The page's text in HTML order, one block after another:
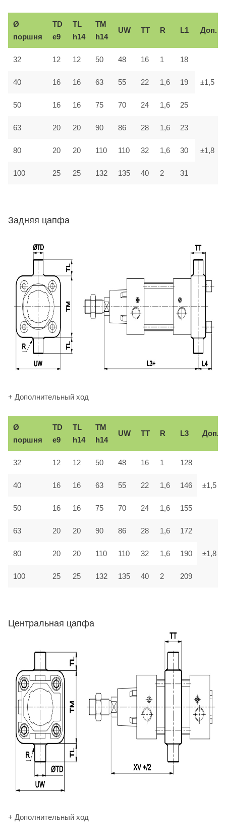
Ø
поршня
TD
e9
TL
h14
TM
h14
UW TT R L1 Доп.
32 12 12 50 48 16 1 18
±1,5
40 16 16 63 55 22 1,6 19
50 16 16 75 70 24 1,6 25
63 20 20 90 86 28 1,6 23
±1,8
80 20 20 110 110 32 1,6 30
100 25 25 132 135 40 2 31
Задняя цапфа
+ Дополнительный ход
Ø
поршня
TD
e9
TL
h14
TM
h14
UW TT R L3 Доп.
32 12 12 50 48 16 1 128
±1,5
40 16 16 63 55 22 1,6 146
50 16 16 75 70 24 1,6 155
63 20 20 90 86 28 1,6 172
±1,8
80 20 20 110 110 32 1,6 190
100 25 25 132 135 40 2 209
Центральная цапфа
+ Дополнительный ход